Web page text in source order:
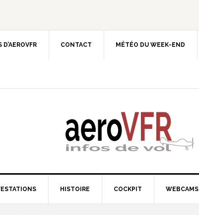
D’AEROVFR CONTACT MÉTÉO DU WEEK-END
HISTOIRE COCKPIT WEBCAMS